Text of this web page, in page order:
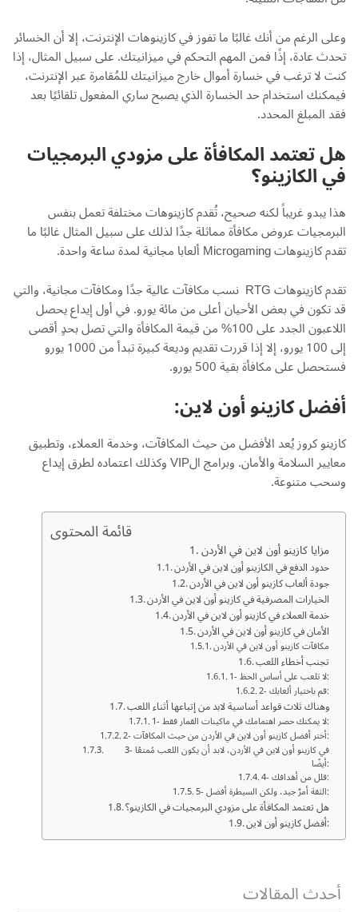
وعلى الرغم من أنك غالبًا ما تفوز في كازينوهات الإنترنت، إلا أن الخسائر
تحدث عادة، إذًا فمن المهم التحكم في ميزانيتك. على سبيل المثال، إذا
كنت لا ترغب في خسارة أموال خارج ميزانيتك للمُقامرة عبر الإنترنت،
فيمكنك استخدام حد الخسارة الذي يصبح ساري المفعول تلقائيًا بعد
فقد المبلغ المحدد.
هل تعتمد المكافأة على مزودي البرمجيات
في الكازينو؟
هذا يبدو غريباً لكنه صحيح، تُقدم كازينوهات مختلفة تعمل بنفس
البرمجيات عروض مكافأة مماثلة جدًا لذلك على سبيل المثال غالبًا ما
تقدم كازينوهات Microgaming ألعابا مجانية لمدة ساعة واحدة.
تقدم كازينوهات RTG نسب مكافآت عالية جدًا ومكافآت مجانية، والتي
قد تكون في بعض الأحيان أعلى من مائة يورو. في أول إيداع يحصل
اللاعبون الجدد على 100% من قيمة المكافأة والتي تصل بحدٍ أقصى
إلى 100 يورو، إلا إذا قررت تقديم وديعة كبيرة تبدأ من 1000 يورو
فستحصل على مكافأة بقية 500 يورو.
أفضل كازينو أون لاين:
كازينو كروز يُعد الأفضل من حيث المكافآت، وخدمة العملاء، وتطبيق
معايير السلامة والأمان. وبرامج الVIP وكذلك اعتماده لطرق إيداع
وسحب متنوعة.
قائمة المحتوى
مزايا كازينو أون لاين في الأردن
حدود الدفع في الكازينو أون لاين في الأردن
جودة ألعاب كازينو أون لاين في الأردن
الخيارات المصرفية في كازينو أون لاين في الأردن
خدمة العملاء في كازينو أون لاين في الأردن
الأمان في كازينو أون لاين في الأردن
مكافآت كازينو أون لاين في الأردن
تجنب أخطاء اللعب
1- لا تلعب على أساس الحظ:
2- قم باختيار ألعابك:
وهناك ثلاث قواعد أساسية لابد من إتباعها أثناء اللعب
1- لا يمكنك حصر اهتمامك في ماكينات القمار فقط:
2- أختر أفضل كازينو أون لاين في الأردن من حيث المكافآت:
3- في كازينو أون لاين في الأردن، لابد أن يكون اللعب مُمتعًا
أيضًا:
4- قلل من أهدافك:
5- الثقة أمرٌ جيد، ولكن السيطرة أفضل:
هل تعتمد المكافأة على مزودي البرمجيات في الكازينو؟
أفضل كازينو أون لاين:
أحدث المقالات